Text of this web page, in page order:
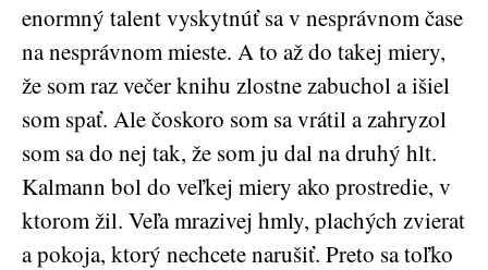
enormný talent vyskytnúť sa v nesprávnom čase
na nesprávnom mieste. A to až do takej miery,
že som raz večer knihu zlostne zabuchol a išiel
som spať. Ale čoskoro som sa vrátil a zahryzol
som sa do nej tak, že som ju dal na druhý hlt.
Kalmann bol do veľkej miery ako prostredie, v
ktorom žil. Veľa mrazivej hmly, plachých zvierat
a pokoja, ktorý nechcete narušiť. Preto sa toľko